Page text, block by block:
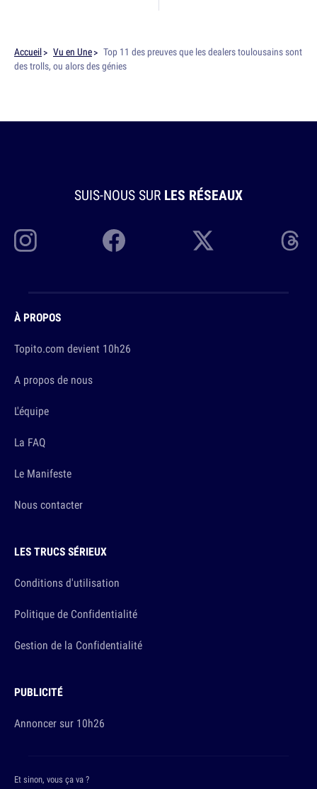
Accueil Vu en Une
Top 11 des preuves que les dealers toulousains sont
des trolls, ou alors des génies
SUIS-NOUS SUR LES RÉSEAUX
À PROPOS
Topito.com devient 10h26
A propos de nous
L'équipe
La FAQ
Le Manifeste
Nous contacter
LES TRUCS SÉRIEUX
Conditions d'utilisation
Politique de Confidentialité
Gestion de la Confidentialité
PUBLICITÉ
Annoncer sur 10h26
Et sinon, vous ça va ?